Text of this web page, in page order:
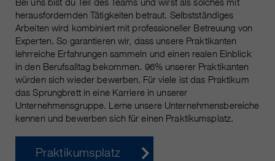
Bei uns bist du Teil des Teams und wirst als solches mit
herausfordernden Tätigkeiten betraut. Selbstständiges
Arbeiten wird kombiniert mit professioneller Betreuung von
Experten. So garantieren wir, dass unsere Praktikanten
lehrreiche Erfahrungen sammeln und einen realen Einblick
in den Berufsalltag bekommen. 96% unserer Praktikanten
würden sich wieder bewerben. Für viele ist das Praktikum
das Sprungbrett in eine Karriere in unserer
Unternehmensgruppe. Lerne unsere Unternehmensbereiche
kennen und bewerben sich für einen Praktikumsplatz.
Praktikumsplatz